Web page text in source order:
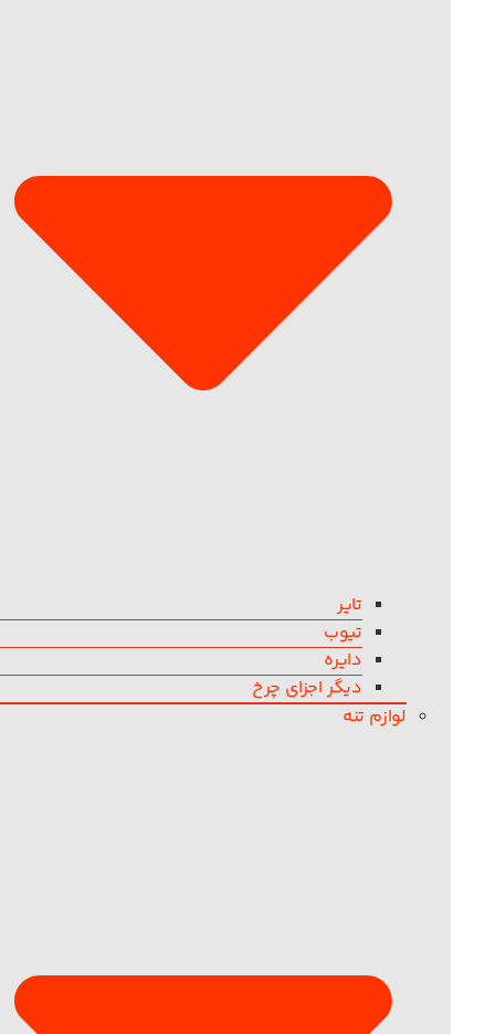
تایر
تیوب
دایره
دیگر اجزای چرخ
لوازم تنه